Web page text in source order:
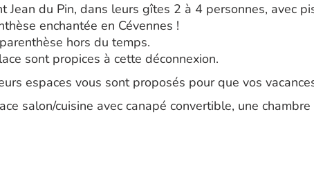
Jean du Pin, dans leurs gîtes 2 à 4 personnes, avec
enchantée en Cévennes !
hors du temps.
sont propices à cette déconnexion.
espaces vous sont proposés pour que vos
salon/cuisine avec canapé convertible, une